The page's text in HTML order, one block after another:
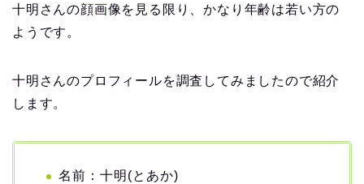
十明さんの顔画像を見る限り、かなり年齢は若い方の
ようです。
十明さんのプロフィールを調査してみましたので紹介
します。
名前：十明(とあか)